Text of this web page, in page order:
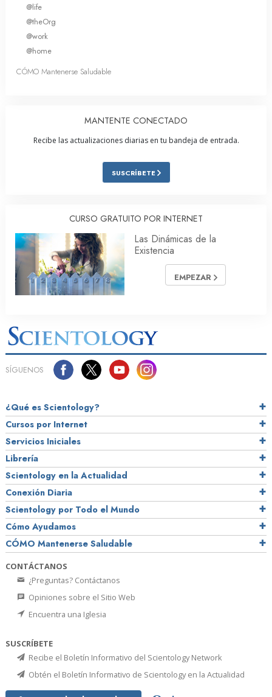
@life
@theOrg
@work
@home
CÓMO Mantenerse Saludable
MANTENTE CONECTADO
Recibe las actualizaciones diarias en tu bandeja de entrada.
SUSCRÍBETE
CURSO GRATUITO POR INTERNET
Las Dinámicas de la
Existencia
EMPEZAR
SÍGUENOS
¿Qué es Scientology?
Cursos por Internet
Servicios Iniciales
Librería
Scientology en la Actualidad
Conexión Diaria
Scientology por Todo el Mundo
Cómo Ayudamos
CÓMO Mantenerse Saludable
CONTÁCTANOS
¿Preguntas? Contáctanos
Opiniones sobre el Sitio Web
Encuentra una Iglesia
SUSCRÍBETE
Recibe el Boletín Informativo del Scientology Network
Obtén el Boletín Informativo de Scientology en la Actualidad